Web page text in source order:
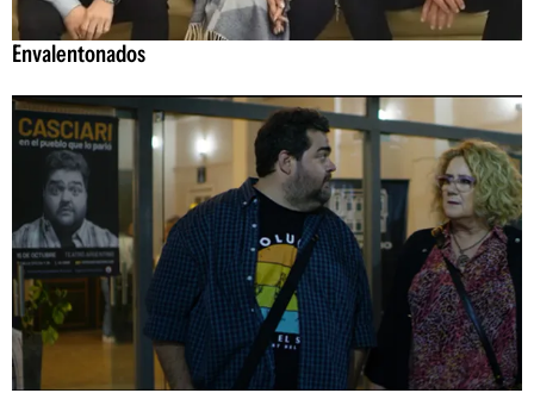
Envalentonados